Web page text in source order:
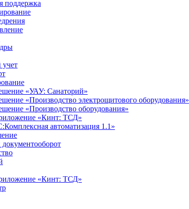
поддержка
«УАУ: Санаторий»
«Производство электрощитового оборудования»
«Производство оборудования»
«Кинт: ТСД»
автоматизация 1.1»
«Кинт: ТСД»